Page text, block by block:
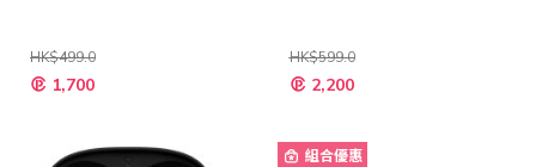
HK$499.0
特
殊 1,700
HK$599.0
特
殊 2,200
組合優惠